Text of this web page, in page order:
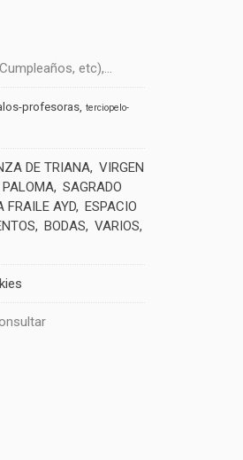
etc),...
profesoras terciopelo-
DE TRIANA VIRGEN
PALOMA SAGRADO
FRAILE AYD ESPACIO
BODAS
VARIOS